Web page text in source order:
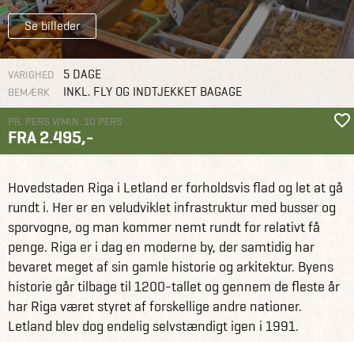
Se billeder
VARIGHED 5 DAGE
BEMÆRK INKL. FLY OG INDTJEKKET BAGAGE
PR. PERS V/MIN. 10 PERS
FRA 2.495,-
Hovedstaden Riga i Letland er forholdsvis flad og let at gå
rundt i. Her er en veludviklet infrastruktur med busser og
sporvogne, og man kommer nemt rundt for relativt få
penge. Riga er i dag en moderne by, der samtidig har
bevaret meget af sin gamle historie og arkitektur. Byens
historie går tilbage til 1200-tallet og gennem de fleste år
har Riga været styret af forskellige andre nationer.
Letland blev dog endelig selvstændigt igen i 1991.